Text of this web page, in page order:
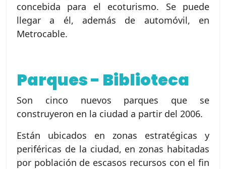
concebida para el ecoturismo. Se puede
llegar a él, además de automóvil, en
Metrocable.
Parques - Biblioteca
Son cinco nuevos parques que se
construyeron en la ciudad a partir del 2006.
Están ubicados en zonas estratégicas y
periféricas de la ciudad, en zonas habitadas
por población de escasos recursos con el fin